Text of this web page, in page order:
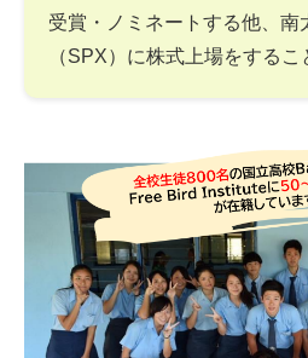
受賞・ノミネートする他、南
（SPX）に株式上場をするこ